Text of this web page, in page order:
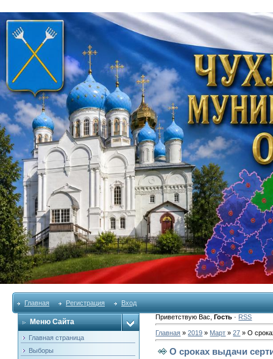
Главная Регистрация Вход
Меню Сайта
Главная страница
Выборы
Приветствую Вас ,Гость · RSS
Главная »2019 » Март » 27 » О
О сроках выдачи